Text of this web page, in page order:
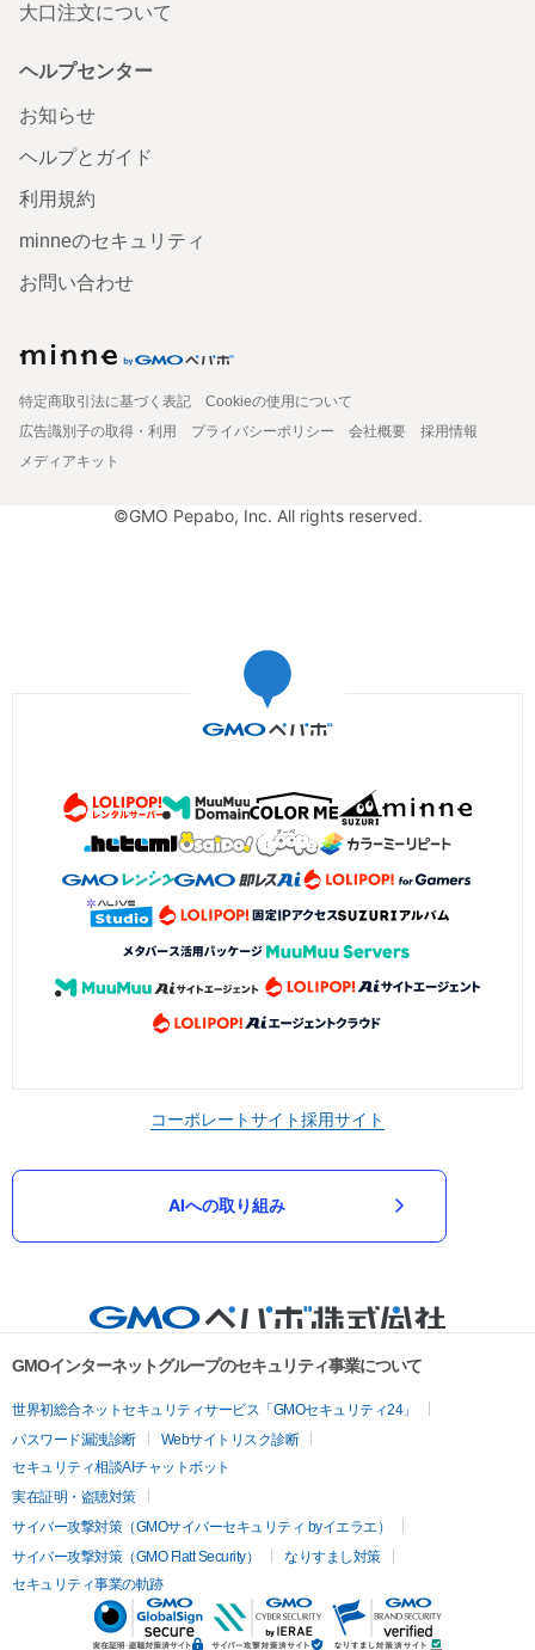
大口注文について
ヘルプセンター
お知らせ
ヘルプとガイド
利用規約
minneのセキュリティ
お問い合わせ
特定商取引法に基づく表記
Cookieの使用について
広告識別子の取得・利用
プライバシーポリシー 会社概要
採用情報
メディアキット
©GMO Pepabo, Inc. All rights reserved.
コーポレートサイト採用サイト
AIへの取り組み
GMOインターネットグループのセキュリティ事業について
世界初総合ネットセキュリティサービス「GMOセキュリティ24」
パスワード漏洩診断
Webサイトリスク診断
セキュリティ相談AIチャットボット
実在証明・盗聴対策
サイバー攻撃対策（GMOサイバーセキュリティ byイエラエ）
サイバー攻撃対策（GMO Flatt Security）
なりすまし対策
セキュリティ事業の軌跡